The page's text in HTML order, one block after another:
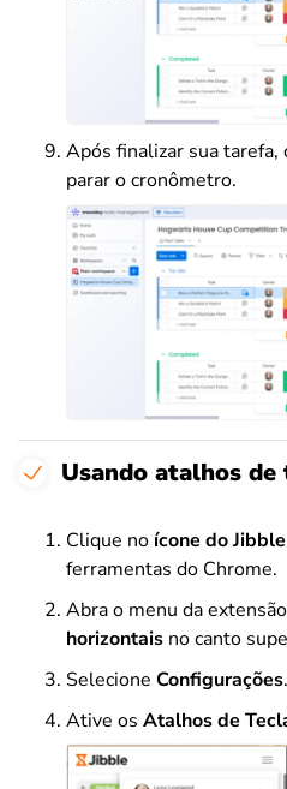
Após finalizar sua tarefa,
parar o cronômetro.
Usando atalhos de
Clique no ícone do Jibble
ferramentas do Chrome.
Abra o menu da
horizontais no canto
Selecione Configurações.
Ative os Atalhos de